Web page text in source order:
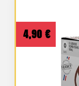
4,90 €